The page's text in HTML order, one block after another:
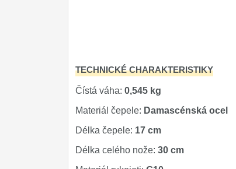
TECHNICKÉ CHARAKTERISTIKY
Čístá váha: 0,545 kg
Materiál čepele: Damascénská ocel
Délka čepele: 17 cm
Délka celého nože: 30 cm